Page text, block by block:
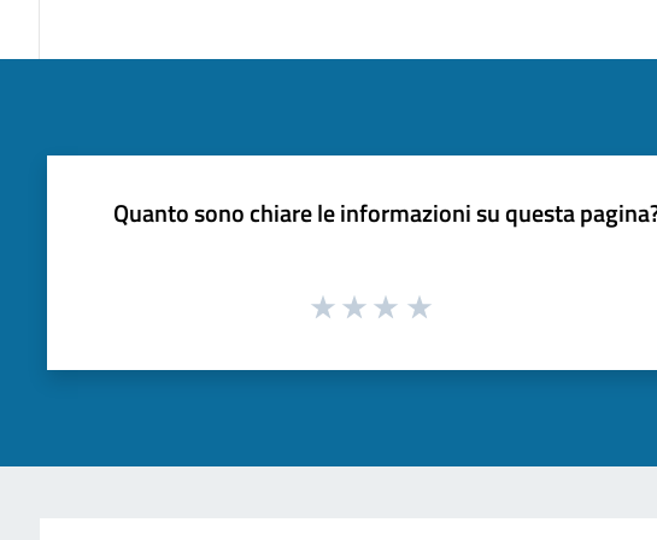
Quanto sono chiare le informazioni su questa